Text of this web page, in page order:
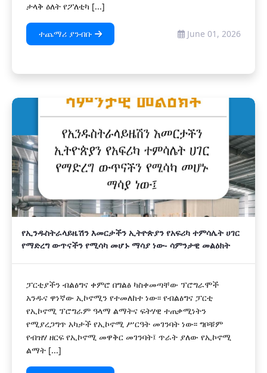
ታላቅ ዕለት የፖለቲካ [...]
ተጨማሪ ያንብቡ June 01, 2026
የኢንዱስትራላይዜሽን እመርታችን ኢትዮጵያን የአፍሪካ ተምሳሌት ሀገር
የማድረግ ውጥናችን የሚሳካ መሆኑ ማሳያ ነው- ሳምንታዊ መልዕክት
ፓርቲያችን ብልፅግና ቀምሮ በግልፅ ካስቀመጣቸው ፕሮግራሞች
አንዱና ዋነኛው ኢኮኖሚን የተመለከተ ነው፡፡ የብልፅግና ፓርቲ
የኢኮኖሚ ፕሮግራም ዓላማ ልማትና ፍትሃዊ ተጠቃሚነትን
የሚያረጋግጥ አካታች የኢኮኖሚ ሥርዓት መገንባት ነው፡፡ ግቦቹም
የብዝሃ ዘርፍ የኢኮኖሚ መዋቅር መገንባት፤ ጥራት ያለው የኢኮኖሚ
ልማት [...]